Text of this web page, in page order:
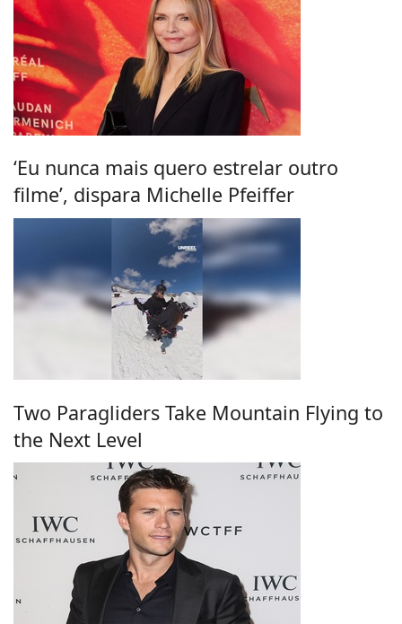
‘Eu nunca mais quero estrelar outro
filme’, dispara Michelle Pfeiffer
Two Paragliders Take Mountain Flying to
the Next Level